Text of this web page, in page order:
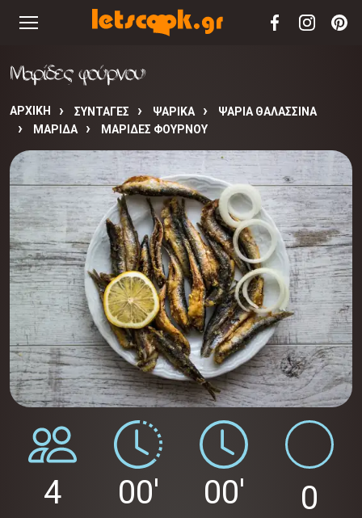
Μαρίδες φούρνου
ΑΡΧΙΚΉ ΣΥΝΤΑΓΈΣ ΨΑΡΙΚΑ
ΨΑΡΙΑ ΘΑΛΑΣΣΙΝΑ
ΜΑΡΙΔΑ
ΜΑΡΊΔΕΣ ΦΟΎΡΝΟΥ
4 00' 00' 0